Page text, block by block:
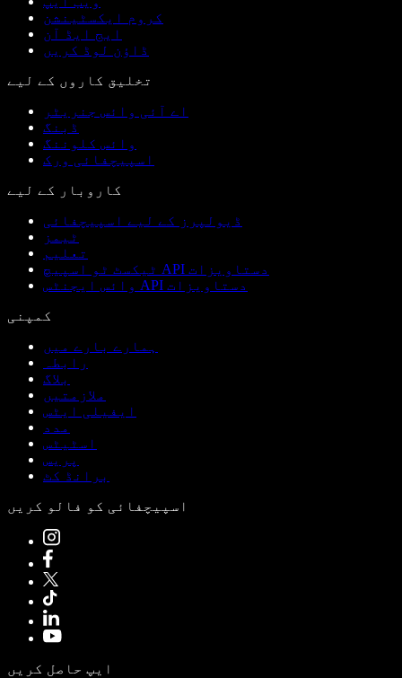
کروم ایکسٹینشن
ایج ایڈ آن
ڈاؤن لوڈ کریں
تخلیق کاروں کے لیے
اے آئی وائس جنریٹر
ڈبنگ
وائس کلوننگ
اسپیچفائی ورک
کاروبار کے لیے
ڈیولپرز کے لیے اسپیچفائی
ٹیمز
تعلیم
ٹیکسٹ ٹو اسپیچ API دستاویزات
وائس ایجنٹس API دستاویزات
کمپنی
ہمارے بارے میں
رابطہ
بلاگ
ملازمتیں
ایفیلی ایٹس
مدد
اسٹیٹس
پریس
برانڈ کٹ
اسپیچفائی کو فالو کریں
ایپ حاصل کریں